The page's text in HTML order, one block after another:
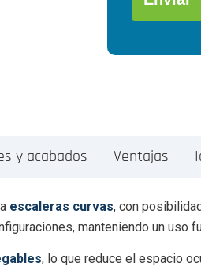
vacío.
y acabados Ventajas
escaleras curvas, con
manteniendo un uso
, lo que reduce el espacio